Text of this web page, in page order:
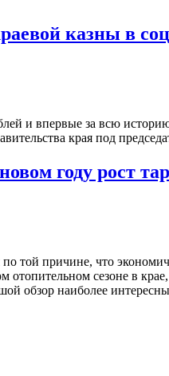
казны в
и впервые за всю
края под
году рост
причине, что
отопительном сезоне в
обзор наиболее